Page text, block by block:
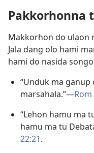
Pakkorhonna
Makkorhon do ulaon
Jala dang olo hami
hami do nasida
“Unduk ma
marsahala.”—Rom
“Lehon hamu ma
hamu ma tu
22:21.